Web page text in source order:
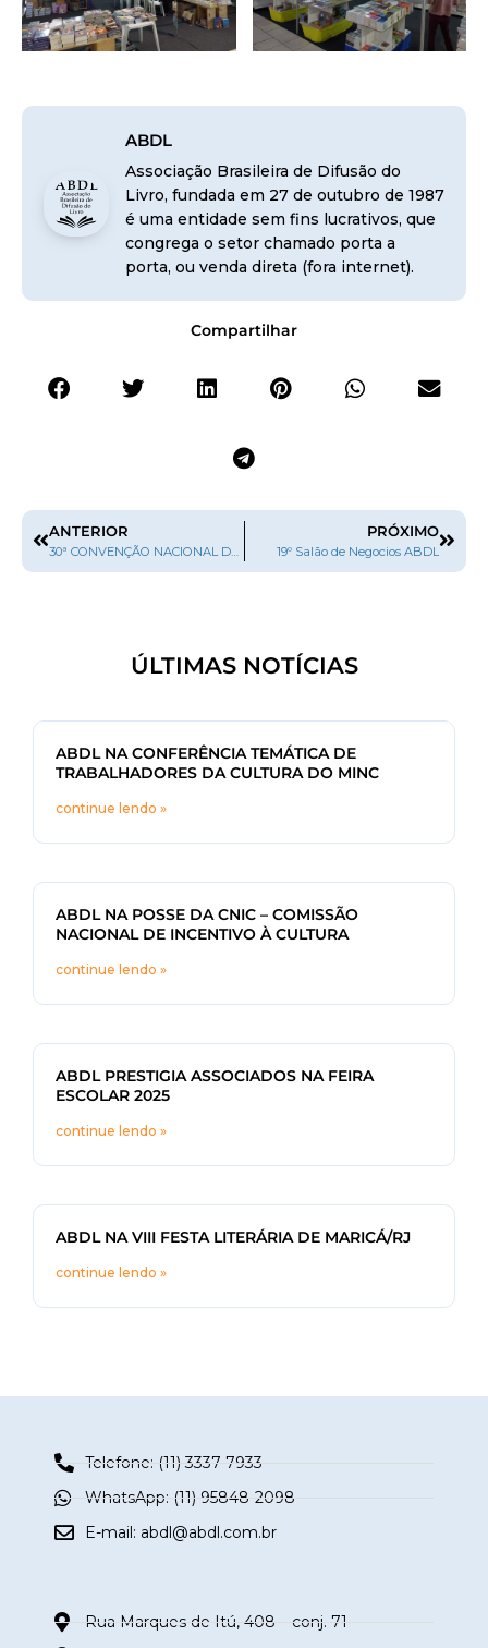
ABDL
Associação Brasileira de Difusão do
Livro, fundada em 27 de outubro de 1987
é uma entidade sem fins lucrativos, que
congrega o setor chamado porta a
porta, ou venda direta (fora internet).
Compartilhar
ANTERIOR
30ª CONVENÇÃO NACIONAL DE LIVRARIAS 2022
PRÓXIMO
19º Salão de Negocios ABDL
ÚLTIMAS NOTÍCIAS
ABDL NA CONFERÊNCIA TEMÁTICA DE
TRABALHADORES DA CULTURA DO MINC
continue lendo »
ABDL NA POSSE DA CNIC – COMISSÃO
NACIONAL DE INCENTIVO À CULTURA
continue lendo »
ABDL PRESTIGIA ASSOCIADOS NA FEIRA
ESCOLAR 2025
continue lendo »
ABDL NA VIII FESTA LITERÁRIA DE MARICÁ/RJ
continue lendo »
Telefone: (11) 3337-7933
WhatsApp: (11) 95848-2098
E-mail: abdl@abdl.com.br
Rua Marques de Itú, 408 – conj. 71